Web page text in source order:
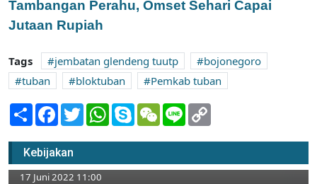
Tambangan Perahu, Omset Sehari Capai
Jutaan Rupiah
Tags jembatan glendeng tuutp
bojonegoro
tuban
bloktuban
Pemkab tuban
Share Facebook
TwitterWhatsApp
SkypeWeChatLine
Kebijakan
Kapolres Tuban Surati Bupati, Isinya
Permohonan Peniadaan Live Musik di CFN
Taman Sleko
17 Juni 2022 11:00